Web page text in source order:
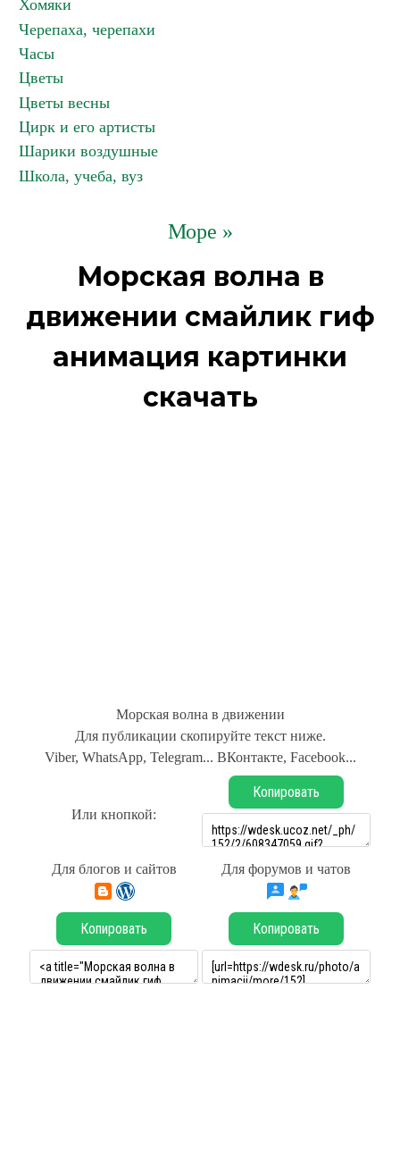
Хомяки
Черепаха, черепахи
Часы
Цветы
Цветы весны
Цирк и его артисты
Шарики воздушные
Школа, учеба, вуз
Море »
Морская волна в
движении смайлик гиф
анимация картинки
скачать
Морская волна в движении
Для публикации скопируйте текст ниже.
Viber, WhatsApp, Telegram... ВКонтакте, Facebook...
Или кнопкой:
Копировать
Для блогов и сайтов Для форумов и чатов
Копировать Копировать